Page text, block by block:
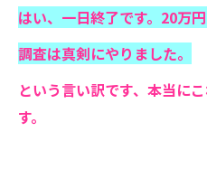
はい、一日終了です。20万円
調査は真剣にやりました。
という言い訳です、本当に
す。